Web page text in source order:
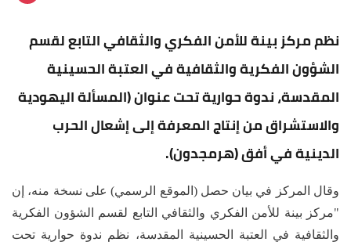
نظم مركز بينة للأمن الفكري والثقافي التابع لقسم
الشؤون الفكرية والثقافية في العتبة الحسينية
المقدسة، ندوة حوارية تحت عنوان (المسألة اليهودية
والاستشراق من إنتاج المعرفة إلى إشعال الحرب
الدينية في أفق (هرمجدون).
وقال المركز في بيان حصل (الموقع الرسمي) على نسخة منه، إن
"مركز بينة للأمن الفكري والثقافي التابع لقسم الشؤون الفكرية
والثقافية في العتبة الحسينية المقدسة، نظم ندوة حوارية تحت